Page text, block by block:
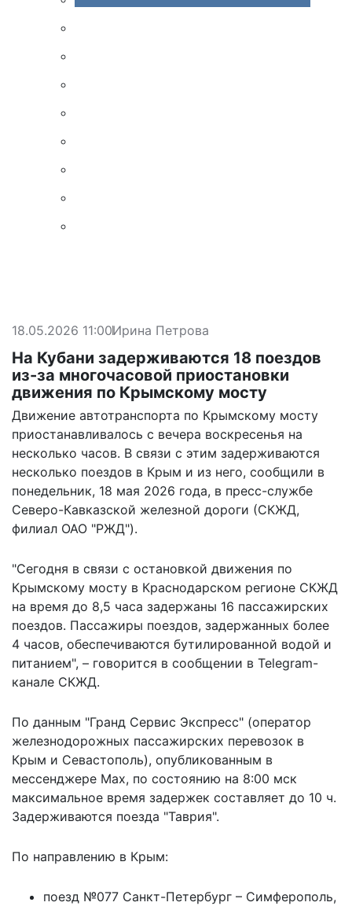
18.05.2026 11:00Ирина Петрова
На Кубани задерживаются 18 поездов
из-за многочасовой приостановки
движения по Крымскому мосту
Движение автотранспорта по Крымскому мосту
приостанавливалось с вечера воскресенья на
несколько часов. В связи с этим задерживаются
несколько поездов в Крым и из него, сообщили в
понедельник, 18 мая 2026 года, в пресс-службе
Северо-Кавказской железной дороги (СКЖД,
филиал ОАО "РЖД").
"Сегодня в связи с остановкой движения по
Крымскому мосту в Краснодарском регионе СКЖД
на время до 8,5 часа задержаны 16 пассажирских
поездов. Пассажиры поездов, задержанных более
4 часов, обеспечиваются бутилированной водой и
питанием", – говорится в сообщении в Telegram-
канале СКЖД.
По данным "Гранд Сервис Экспресс" (оператор
железнодорожных пассажирских перевозок в
Крым и Севастополь), опубликованным в
мессенджере Max, по состоянию на 8:00 мск
максимальное время задержек составляет до 10 ч.
Задерживаются поезда "Таврия".
По направлению в Крым:
поезд №077 Санкт-Петербург – Симферополь,